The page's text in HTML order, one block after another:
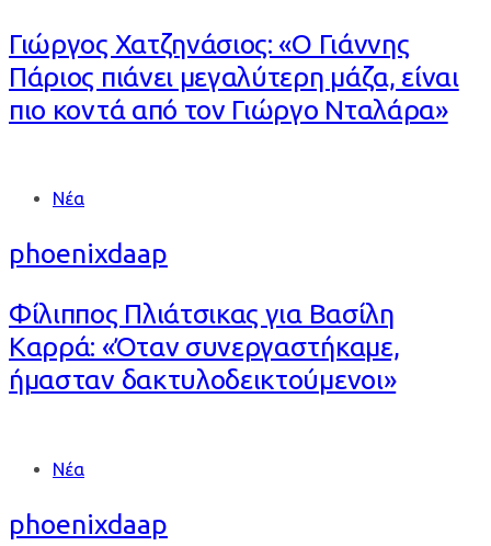
Γιώργος Χατζηνάσιος: «Ο Γιάννης
Πάριος πιάνει μεγαλύτερη μάζα, είναι
πιο κοντά από τον Γιώργο Νταλάρα»
Tags Νέα
phoenixdaap
Φίλιππος Πλιάτσικας για Βασίλη
Καρρά: «Όταν συνεργαστήκαμε,
ήμασταν δακτυλοδεικτούμενοι»
Tags Νέα
phoenixdaap